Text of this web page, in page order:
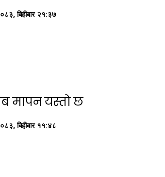
बिहीबार २१:३७
मापन यस्तो छ
बिहीबार ११:४८